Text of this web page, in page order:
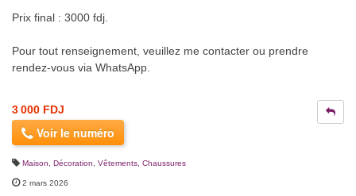
Prix final : 3000 fdj.
Pour tout renseignement, veuillez me contacter ou prendre
rendez-vous via WhatsApp.
3 000 FDJ
Voir le numéro
Maison, Décoration Vêtements, Chaussures
2 mars 2026